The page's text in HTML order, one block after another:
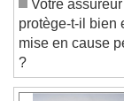
Votre assureur
protège-t-il bien
mise en cause
?